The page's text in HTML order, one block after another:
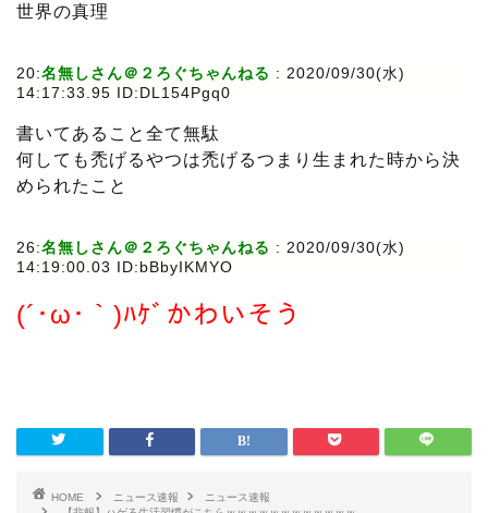
世界の真理
20:名無しさん＠２ろぐちゃんねる : 2020/09/30(水)
14:17:33.95 ID:DL154Pgq0
書いてあること全て無駄
何しても禿げるやつは禿げるつまり生まれた時から決
められたこと
26:名無しさん＠２ろぐちゃんねる : 2020/09/30(水)
14:19:00.03 ID:bBbyIKMYO
(´･ω･｀)ﾊｹﾞかわいそう
HOME ニュース速報
ニュース速報